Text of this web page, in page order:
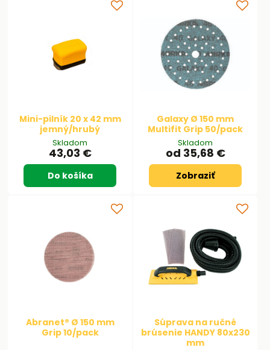
Mini-pilník 20 x 42 mm
jemný/hrubý
Skladom
43,03 €
Do košíka
Galaxy Ø 150 mm
Multifit Grip 50/pack
Skladom
od 35,68 €
Zobraziť
Abranet® Ø 150 mm
Grip 10/pack
Súprava na ručné
brúsenie HANDY 80x230
mm